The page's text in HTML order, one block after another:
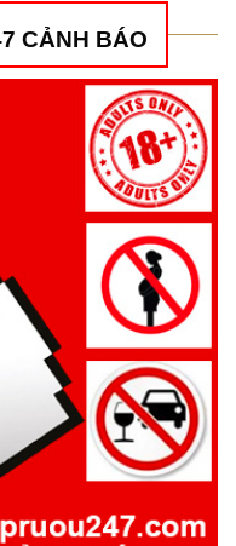
CẢNH BÁO